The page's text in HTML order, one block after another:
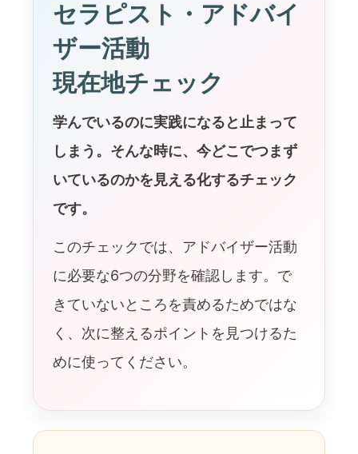
セラピスト・アドバイ
ザー活動
現在地チェック
学んでいるのに実践になると止まって
しまう。そんな時に、今どこでつまず
いているのかを見える化するチェック
です。
このチェックでは、アドバイザー活動
に必要な6つの分野を確認します。で
きていないところを責めるためではな
く、次に整えるポイントを見つけるた
めに使ってください。